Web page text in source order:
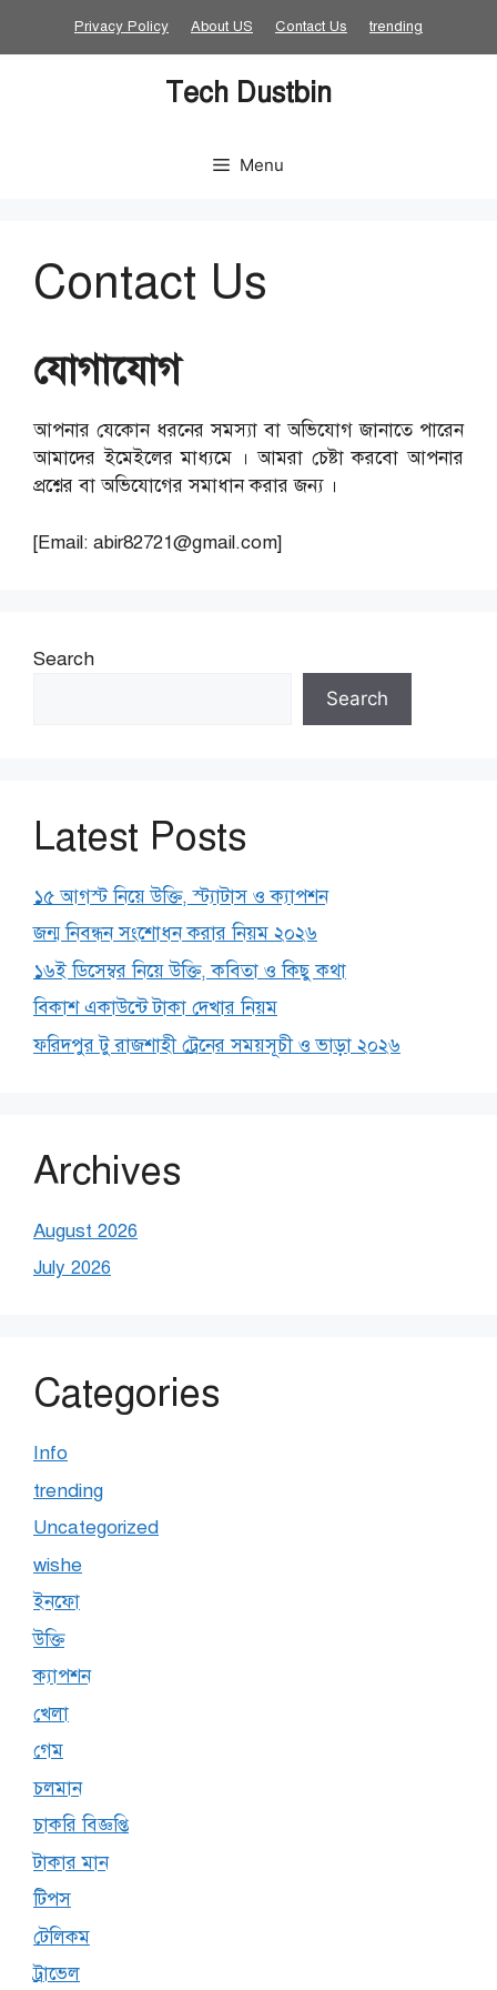
Privacy Policy About US Contact Us trending
Tech Dustbin
Menu
Contact Us
যোগাযোগ
আপনার যেকোন ধরনের সমস্যা বা অভিযোগ জানাতে পারেন
আমাদের ইমেইলের মাধ্যমে । আমরা চেষ্টা করবো আপনার
প্রশ্নের বা অভিযোগের সমাধান করার জন্য ।
[Email: abir82721@gmail.com]
Search
Search
Latest Posts
১৫ আগস্ট নিয়ে উক্তি, স্ট্যাটাস ও ক্যাপশন
জন্ম নিবন্ধন সংশোধন করার নিয়ম ২০২৬
১৬ই ডিসেম্বর নিয়ে উক্তি, কবিতা ও কিছু কথা
বিকাশ একাউন্টে টাকা দেখার নিয়ম
ফরিদপুর টু রাজশাহী ট্রেনের সময়সূচী ও ভাড়া ২০২৬
Archives
August 2026
July 2026
Categories
Info
trending
Uncategorized
wishe
ইনফো
উক্তি
ক্যাপশন
খেলা
গেম
চলমান
চাকরি বিজ্ঞপ্তি
টাকার মান
টিপস
টেলিকম
ট্রাভেল